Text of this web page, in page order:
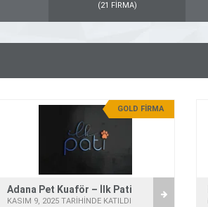
(21 FİRMA)
GOLD FİRMA
Adana Pet Kuaför – İlk Pati
KASIM 9, 2025 TARİHİNDE KATILDI